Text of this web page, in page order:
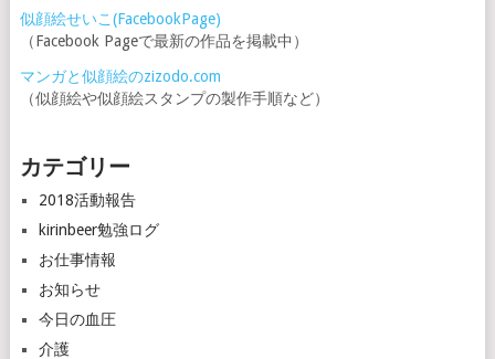
似顔絵せいこ(FacebookPage)
（Facebook Pageで最新の作品を掲載中）
マンガと似顔絵のzizodo.com
（似顔絵や似顔絵スタンプの製作手順など）
カテゴリー
2018活動報告
kirinbeer勉強ログ
お仕事情報
お知らせ
今日の血圧
介護